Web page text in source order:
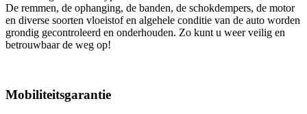
De remmen, de ophanging, de banden, de schokdempers, de motor
en diverse soorten vloeistof en algehele conditie van de auto worden
grondig gecontroleerd en onderhouden. Zo kunt u weer veilig en
betrouwbaar de weg op!
Mobiliteitsgarantie